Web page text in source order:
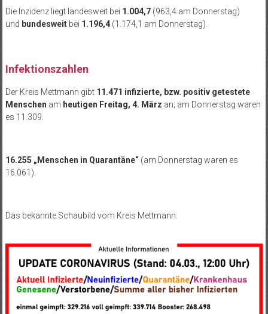
Die Inzidenz liegt landesweit bei 1.004,7(963,4 am Donnerstag)
und bundesweit bei 1.196,4(1.174,1 am Donnerstag).
Infektionszahlen
Der Kreis Mettmann gibt11.471 infizierte, bzw. positiv getestete
Menschen am heutigen Freitag, 4. März an; am Donnerstag waren
es 11.309.
16.255 „Menschen in Quarantäne“ (am Donnerstag waren es
16.061).
Das bekannte Schaubild vom Kreis Mettmann: